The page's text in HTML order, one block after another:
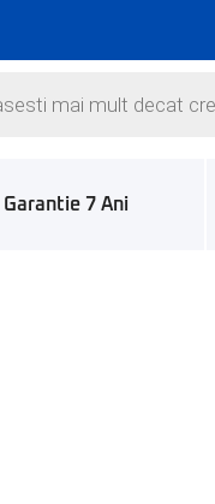
Garantie 7 Ani